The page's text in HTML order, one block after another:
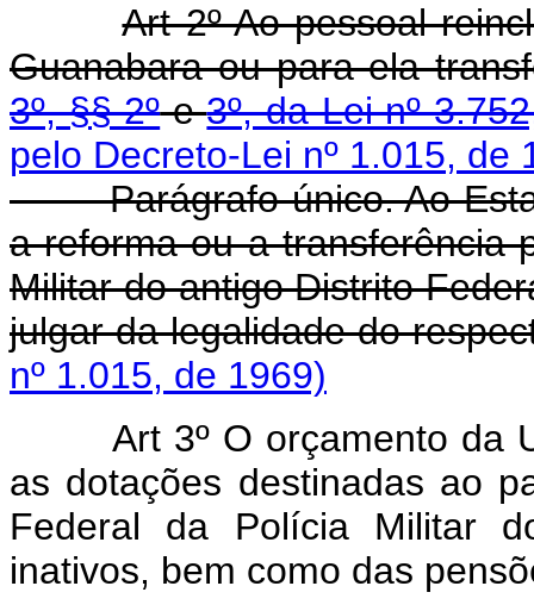
Art 2º Ao pessoal
Guanabara ou para ela
3º, §§ 2ºe3º, da Lei nº
pelo Decreto-Lei nº 1.015, de
Parágrafo único. Ao
a reforma ou a transferência
Militar do antigo Distrito
julgar da legalidade do
nº 1.015, de 1969)
Art 3º O orçamento da
as dotações destinadas ao
Federal da Polícia Militar
inativos, bem como das